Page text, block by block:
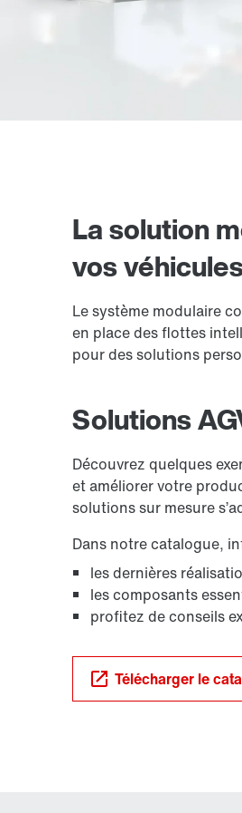
La solution
vos
Le système modulaire
en place des flottes
pour des solutions
Solutions
Découvrez quelques
et améliorer votre
solutions sur mesure
Dans notre catalogue,
les dernières
les composants
profitez de conseils
Télécharger le